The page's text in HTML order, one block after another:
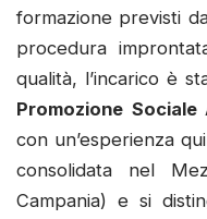
formazione previsti
procedura
qualità, l’incarico è
Promozione Sociale
con un’esperienza
consolidata nel
Campania) e si